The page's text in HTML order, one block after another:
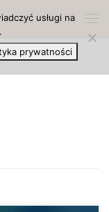
usługi na
prywatności